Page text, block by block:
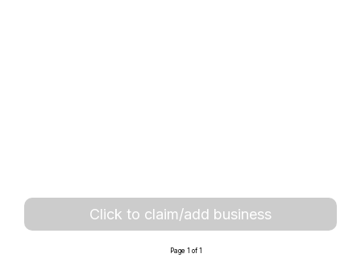
Click to claim/add business
Page 1 of 1